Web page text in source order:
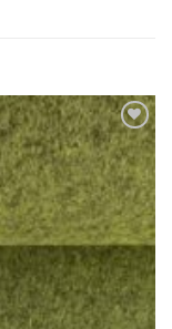
Toevoegen
aan
verlanglijst